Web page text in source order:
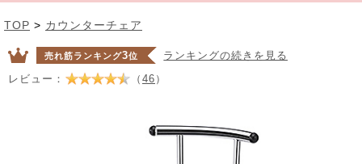
TOP > カウンターチェア
売れ筋ランキング3位
ランキングの続きを見る
レビュー：
（ 46 ）